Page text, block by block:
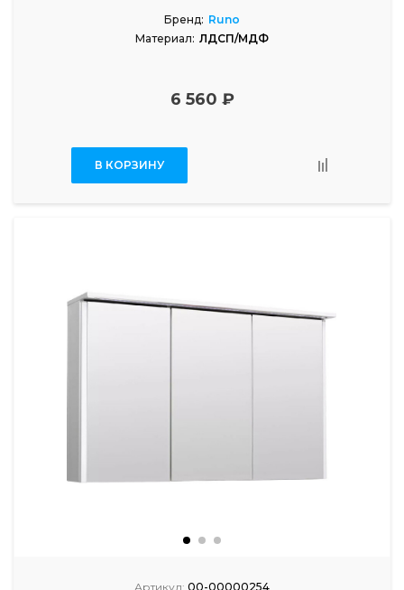
Бренд: Runo
Материал: ЛДСП/МДФ
6 560 ₽
В КОРЗИНУ
Артикул: 00-00000254